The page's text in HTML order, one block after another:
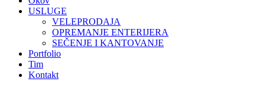
USLUGE
VELEPRODAJA
OPREMANJE ENTERIJERA
SEČENJE I KANTOVANJE
Portfolio
Tim
Kontakt